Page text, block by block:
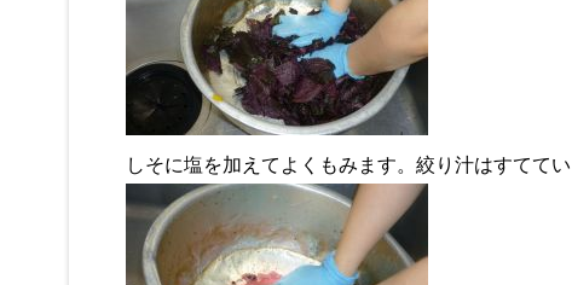
しそに塩を加えてよくもみます。絞り汁はすてて